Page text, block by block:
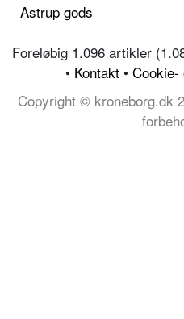
Astrup gods
Foreløbig 1.096 artikler
• Kontakt •
Copyright © kroneborg.dk